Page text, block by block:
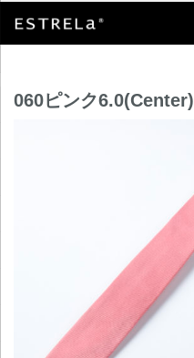
060ピンク6.0(Center)